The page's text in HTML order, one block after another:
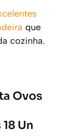
que
cozinha.
Ovos
Un